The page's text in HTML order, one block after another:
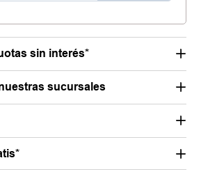
sin interés*
sucursales